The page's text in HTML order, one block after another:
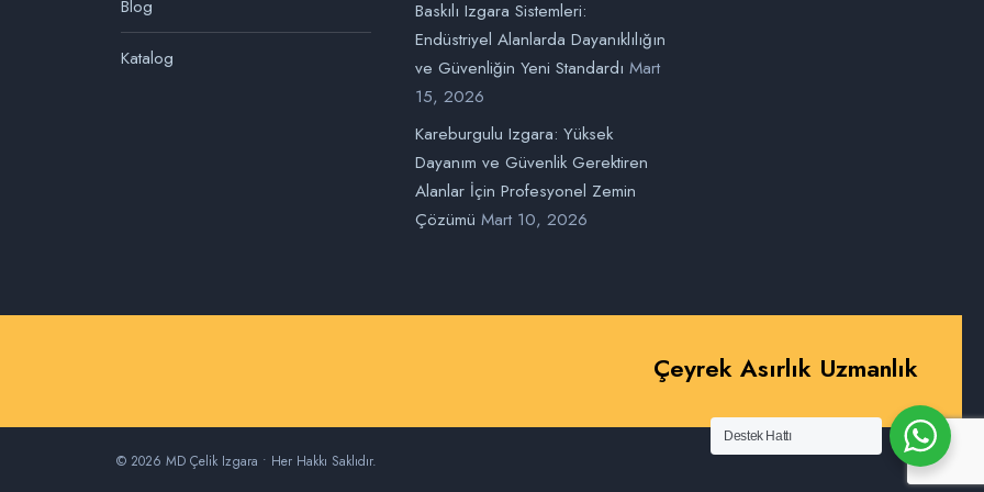
Blog
Katalog
Baskılı Izgara Sistemleri:
Endüstriyel Alanlarda Dayanıklılığın
ve Güvenliğin Yeni Standardı Mart
15, 2026
Kareburgulu Izgara: Yüksek
Dayanım ve Güvenlik Gerektiren
Alanlar İçin Profesyonel Zemin
Çözümü Mart 10, 2026
Çeyrek Asırlık Uzmanlık
© 2026 MD Çelik Izgara • Her Hakkı Saklıdır.
Destek Hattı